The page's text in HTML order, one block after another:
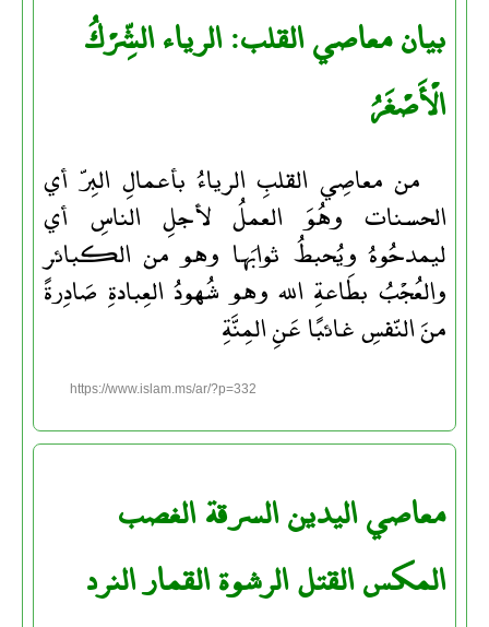
بيان معاصي القلب: الرياء الشِّرْكُ
الْأَصْغَرُ
من معاصِي القلبِ الرياءُ بأعمالِ البِرّ أي
الحسنات وهُوَ العملُ لأجلِ الناسِ أي
ليمدحُوهُ ويُحبطُ ثوابَها وهو من الكبائر
والعُجْبُ بطَاعةِ الله وهو شُهودُ العِبادةِ صَادِرةً
منَ النّفسِ غائبًا عَنِ المِنَّةِ
https://www.islam.ms/ar/?p=332
معاصي اليدين السرقة الغصب
المكس القتل الرشوة القمار النرد